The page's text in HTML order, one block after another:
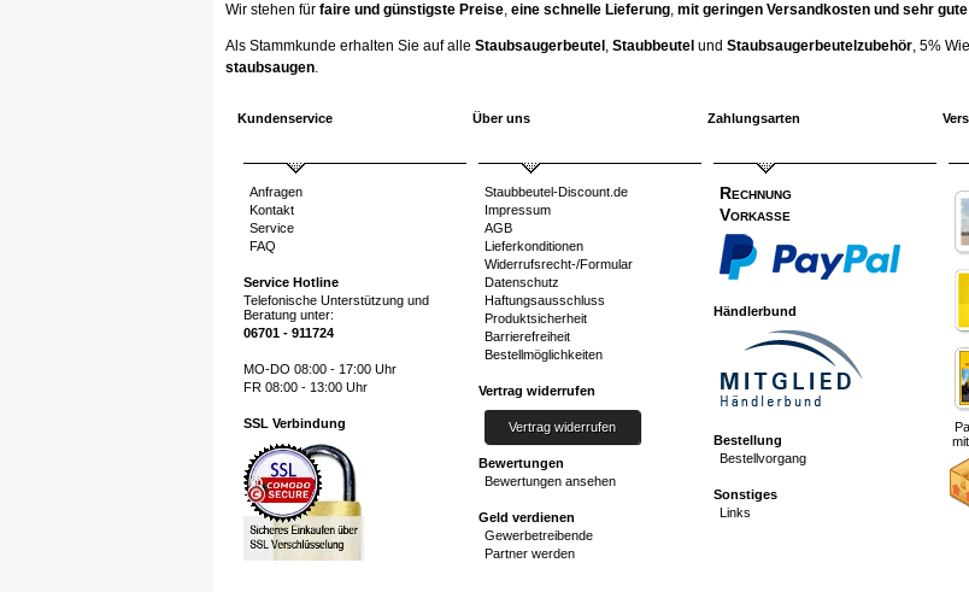
Wir stehen für faire und günstigste Preise, eine schnelle Lieferung, mit geringen Versandkosten und sehr
Als Stammkunde erhalten Sie auf alle Staubsaugerbeutel , Staubbeutel und Staubsaugerbeutelzubehör, 5%
staubsaugen.
Kundenservice
Anfragen
Kontakt
Service
FAQ
Service Hotline
Telefonische Unterstützung und
Beratung unter:
06701 - 911724
MO-DO 08:00 - 17:00 Uhr
FR 08:00 - 13:00 Uhr
SSL Verbindung
Über uns
Staubbeutel-Discount.de
Impressum
AGB
Lieferkonditionen
Widerrufsrecht-/Formular
Datenschutz
Haftungsausschluss
Produktsicherheit
Barrierefreiheit
Bestellmöglichkeiten
Vertrag widerrufen
Vertrag widerrufen
Bewertungen
Bewertungen ansehen
Geld verdienen
Gewerbetreibende
Partner werden
Zahlungsarten
Rechnung
Vorkasse
Händlerbund
Bestellung
Bestellvorgang
Sonstiges
Links